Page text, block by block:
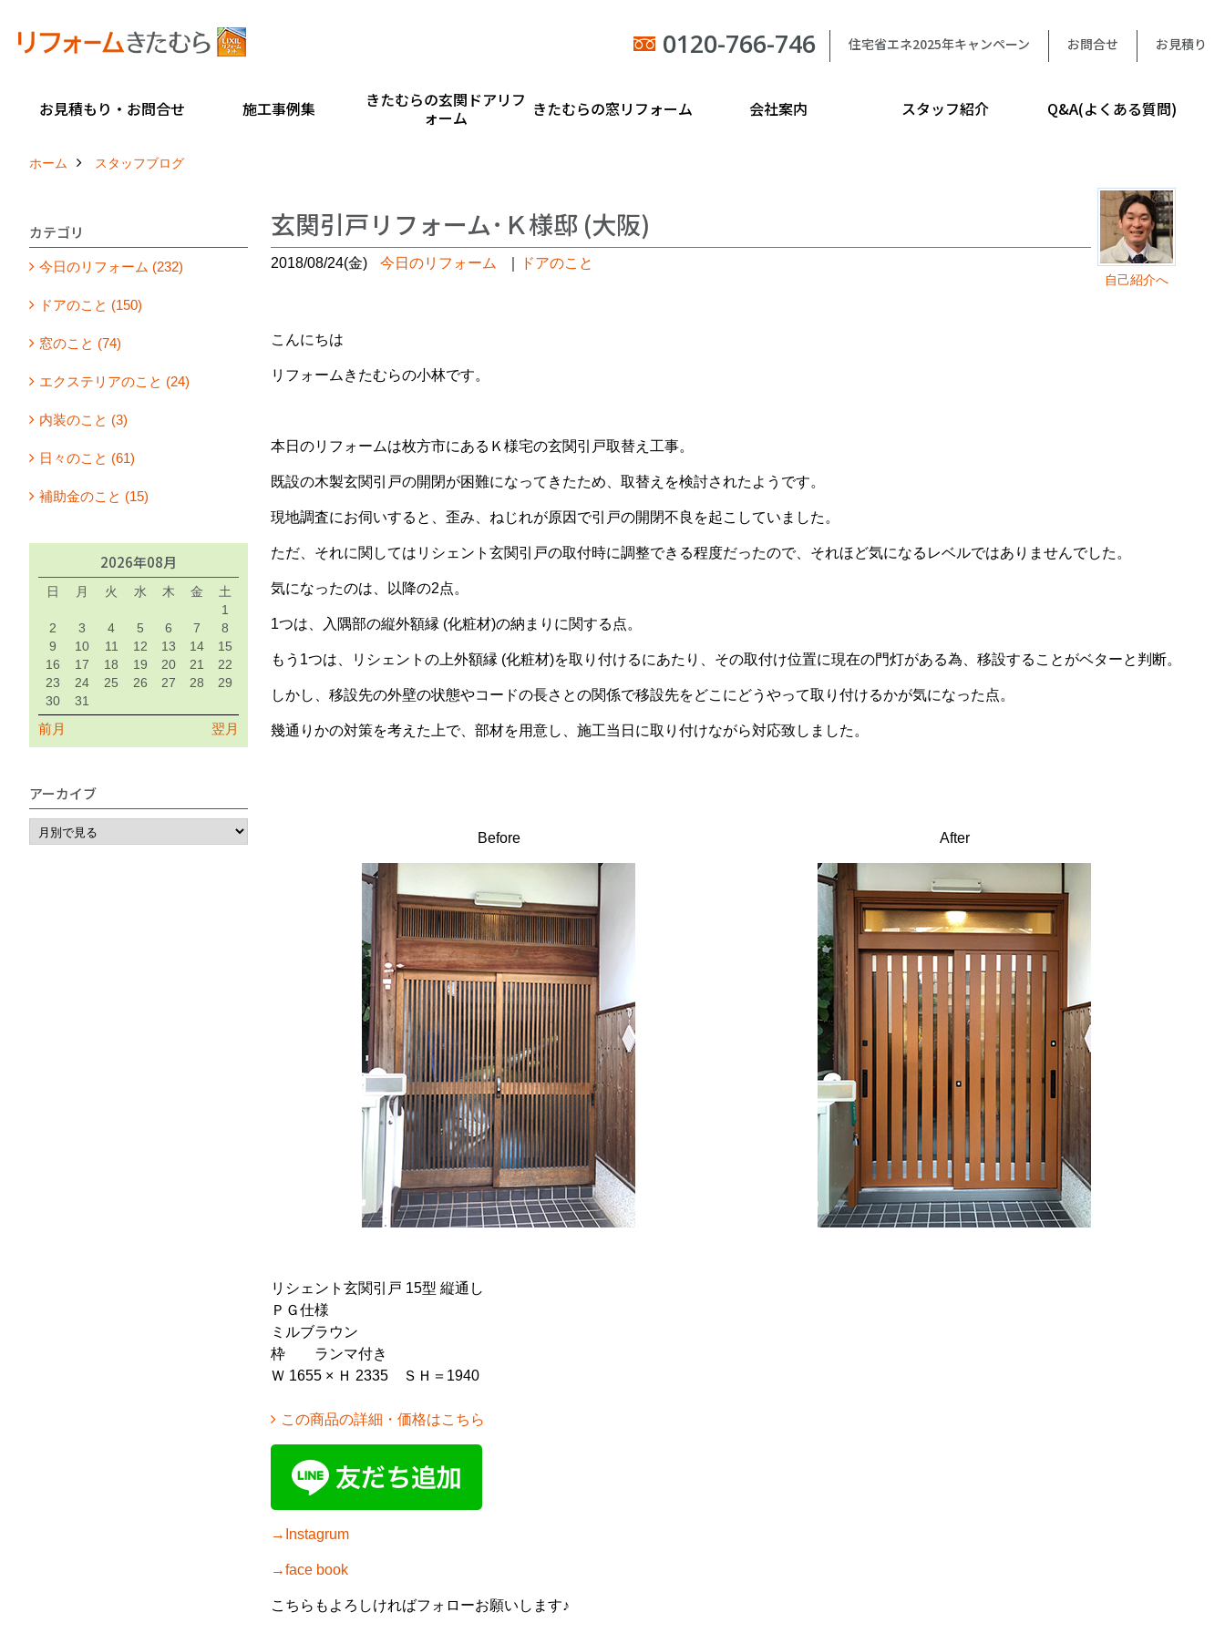
0120-766-746 住宅省エネ2025年キャンペーン お問合せ お見積り
お見積もり・お問合せ 施工事例集
きたむらの玄関ドアリフ
ォーム
きたむらの窓リフォーム 会社案内 スタッフ紹介 Q&A(よくある質問)
ホーム スタッフブログ
自己紹介へ
玄関引戸リフォーム･Ｋ様邸 (大阪)
2018/08/24(金) 今日のリフォーム ドアのこと
こんにちは
リフォームきたむらの小林です。
本日のリフォームは枚方市にあるＫ様宅の玄関引戸取替え工事。
既設の木製玄関引戸の開閉が困難になってきたため、取替えを検討されたようです。
現地調査にお伺いすると、歪み、ねじれが原因で引戸の開閉不良を起こしていました。
ただ、それに関してはリシェント玄関引戸の取付時に調整できる程度だったので、それほど気になるレベルではありませんでした。
気になったのは、以降の2点。
1つは、入隅部の縦外額縁 (化粧材)の納まりに関する点。
もう1つは、リシェントの上外額縁 (化粧材)を取り付けるにあたり、その取付け位置に現在の門灯がある為、移設することがベターと判断。
しかし、移設先の外壁の状態やコードの長さとの関係で移設先をどこにどうやって取り付けるかが気になった点。
幾通りかの対策を考えた上で、部材を用意し、施工当日に取り付けながら対応致しました。
Before After
リシェント玄関引戸 15型 縦通し
ＰＧ仕様
ミルブラウン
枠 ランマ付き
Ｗ 1655 × Ｈ 2335 ＳＨ＝1940
この商品の詳細・価格はこちら
→Instagrum
→face book
こちらもよろしければフォローお願いします♪
カテゴリ
今日のリフォーム (232)
ドアのこと (150)
窓のこと (74)
エクステリアのこと (24)
内装のこと (3)
日々のこと (61)
補助金のこと (15)
2026年08月
日 月 火 水 木 金
土
1
2
3 4 5 6 7
8
9
10 11 12 13 14
15
16
17 18 19 20 21
22
23
24 25 26 27 28
29
30
31
前月 翌月
アーカイブ